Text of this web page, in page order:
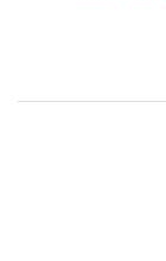
Gresie
Accesorii tigla/